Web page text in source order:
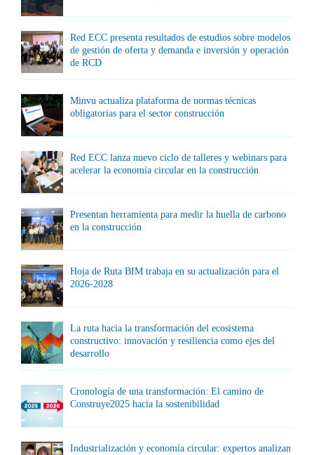
Red ECC presenta resultados de estudios sobre modelos
de gestión de oferta y demanda e inversión y operación
de RCD
Minvu actualiza plataforma de normas técnicas
obligatorias para el sector construcción
Red ECC lanza nuevo ciclo de talleres y webinars para
acelerar la economía circular en la construcción
Presentan herramienta para medir la huella de carbono
en la construcción
Hoja de Ruta BIM trabaja en su actualización para el
2026-2028
La ruta hacia la transformación del ecosistema
constructivo: innovación y resiliencia como ejes del
desarrollo
Cronología de una transformación: El camino de
Construye2025 hacia la sostenibilidad
Industrialización y economía circular: expertos analizan